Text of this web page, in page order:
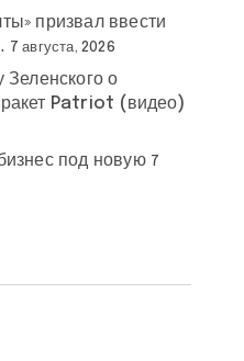
призвал ввести
7 августа, 2026
Зеленского о
ракет Patriot (видео)
под новую 7